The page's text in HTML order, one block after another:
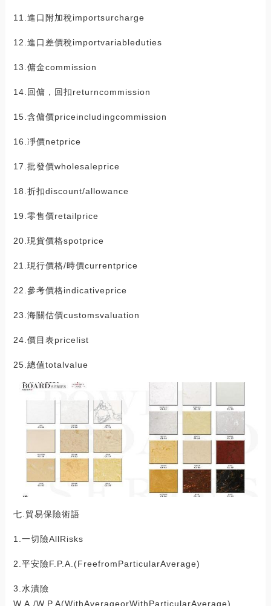
11.進口附加稅importsurcharge
12.進口差價稅importvariableduties
13.傭金commission
14.回傭，回扣returncommission
15.含傭價priceincludingcommission
16.凈價netprice
17.批發價wholesaleprice
18.折扣discount/allowance
19.零售價retailprice
20.現貨價格spotprice
21.現行價格/時價currentprice
22.參考價格indicativeprice
23.海關估價customsvaluation
24.價目表pricelist
25.總值totalvalue
七.貿易保險術語
1.一切險AllRisks
2.平安險F.P.A.(FreefromParticularAverage)
3.水漬險
W.A./W.P.A(WithAverageorWithParticularAverage)